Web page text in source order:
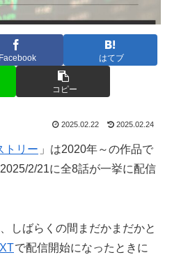
Facebook はてブ
コピー
2025.02.22 2025.02.24
トリー 」は2020年～の作品で
2/21に全8話が一挙に配信
しばらくの間まだかまだかと
で配信開始になったときに